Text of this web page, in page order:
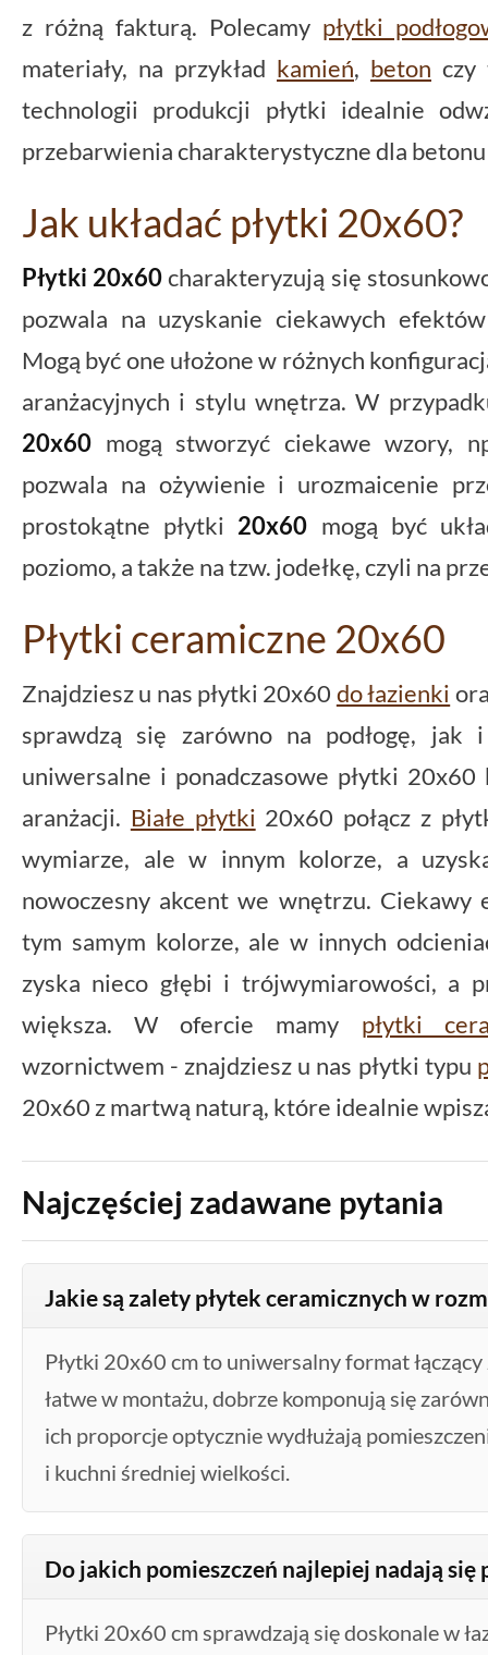
z różną fakturą. Polecamy płytki
materiały, na przykład kamień, beton
technologii produkcji płytki idealnie
przebarwienia charakterystyczne dla
Jak układać płytki 20x60?
Płytki 20x60charakteryzują się
pozwala na uzyskanie ciekawych
Mogą być one ułożone w różnych
aranżacyjnych i stylu wnętrza. W
20x60 mogą stworzyć ciekawe wzory,
pozwala na ożywienie i urozmaicenie
prostokątne płytki 20x60 mogą być
poziomo, a także na tzw. jodełkę, czyli na
Płytki ceramiczne 20x60
Znajdziesz u nas płytki 20x60 do łazienki
sprawdzą się zarówno na podłogę,
uniwersalne i ponadczasowe płytki 20x60
aranżacji. Białe płytki 20x60 połącz z
wymiarze, ale w innym kolorze, a
nowoczesny akcent we wnętrzu. Ciekawy
tym samym kolorze, ale w innych
zyska nieco głębi i trójwymiarowości, a
większa. W ofercie mamy płytki
wzornictwem - znajdziesz u nas płytki typu
20x60 z martwą naturą, które idealnie
Najczęściej zadawane pytania
Jakie są zalety płytek ceramicznych w
Płytki 20x60 cm to uniwersalny format łączący
łatwe w montażu, dobrze komponują się
ich proporcje optycznie wydłużają
i kuchni średniej wielkości.
Do jakich pomieszczeń najlepiej nadają się
Płytki 20x60 cm sprawdzają się doskonale w